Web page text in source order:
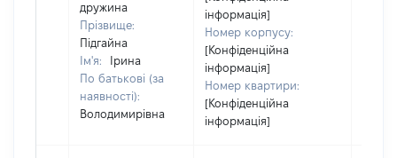
дружина
Прізвище:
Підгайна
Ім'я:
Ірина
По батькові (за
наявності):
Володимирівна
інформація]
Номер корпусу:
[Конфіденційна
інформація]
Номер квартири:
[Конфіденційна
інформація]